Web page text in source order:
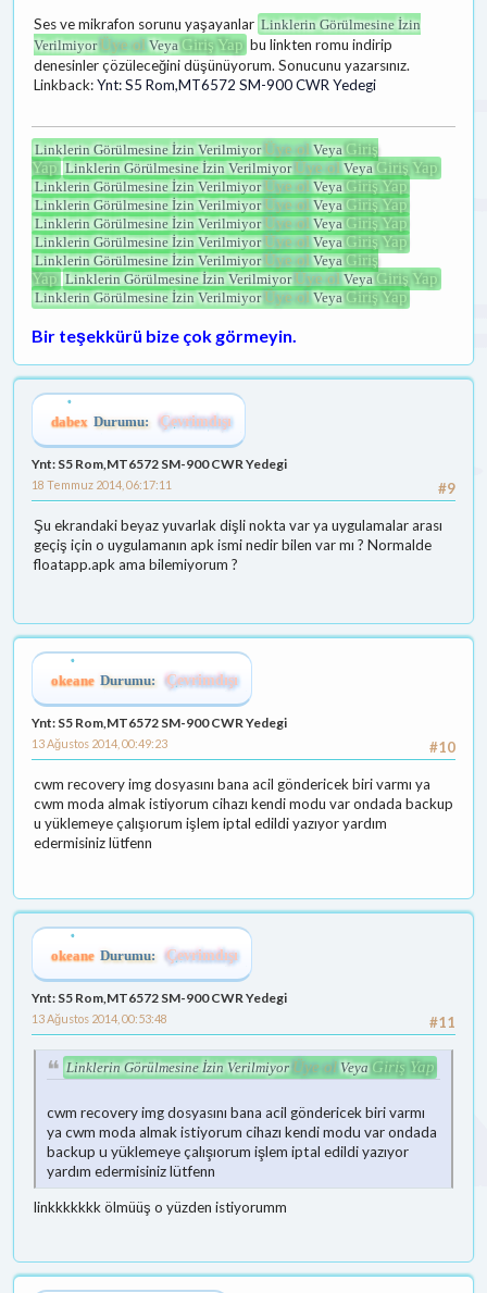
Ses ve mikrafon sorunu yaşayanlar Linklerin Görülmesine İzin
Verilmiyor Üye ol Veya Giriş Yap bu linkten romu indirip
denesinler çözüleceğini düşünüyorum. Sonucunu yazarsınız.
Linkback:Ynt: S5 Rom,MT6572 SM-900 CWR Yedegi
Linklerin Görülmesine İzin Verilmiyor Üye ol Veya Giriş
Yap Linklerin Görülmesine İzin Verilmiyor Üye ol Veya Giriş Yap
Linklerin Görülmesine İzin Verilmiyor Üye ol Veya Giriş Yap
Linklerin Görülmesine İzin Verilmiyor Üye ol Veya Giriş Yap
Linklerin Görülmesine İzin Verilmiyor Üye ol Veya Giriş Yap
Linklerin Görülmesine İzin Verilmiyor Üye ol Veya Giriş Yap
Linklerin Görülmesine İzin Verilmiyor Üye ol Veya Giriş
Yap Linklerin Görülmesine İzin Verilmiyor Üye ol Veya Giriş Yap
Linklerin Görülmesine İzin Verilmiyor Üye ol Veya Giriş Yap
Bir teşekkürü bize çok görmeyin.
dabex Durumu: Çevrimdışı
Ynt: S5 Rom,MT6572 SM-900 CWR Yedegi
#9
18 Temmuz 2014, 06:17:11
Şu ekrandaki beyaz yuvarlak dişli nokta var ya uygulamalar arası
geçiş için o uygulamanın apk ismi nedir bilen var mı ? Normalde
floatapp.apk ama bilemiyorum ?
okeane Durumu: Çevrimdışı
Ynt: S5 Rom,MT6572 SM-900 CWR Yedegi
#10
13 Ağustos 2014, 00:49:23
cwm recovery img dosyasını bana acil göndericek biri varmı ya
cwm moda almak istiyorum cihazı kendi modu var ondada backup
u yüklemeye çalışıorum işlem iptal edildi yazıyor yardım
edermisiniz lütfenn
okeane Durumu: Çevrimdışı
Ynt: S5 Rom,MT6572 SM-900 CWR Yedegi
#11
13 Ağustos 2014, 00:53:48
Linklerin Görülmesine İzin Verilmiyor Üye olVeya Giriş Yap
cwm recovery img dosyasını bana acil göndericek biri varmı
ya cwm moda almak istiyorum cihazı kendi modu var ondada
backup u yüklemeye çalışıorum işlem iptal edildi yazıyor
yardım edermisiniz lütfenn
linkkkkkkk ölmüüş o yüzden istiyorumm